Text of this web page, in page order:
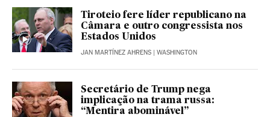
Tiroteio fere líder republicano na
Câmara e outro congressista nos
Estados Unidos
JAN MARTÍNEZ AHRENS | WASHINGTON
Secretário de Trump nega
implicação na trama russa:
“Mentira abominável”